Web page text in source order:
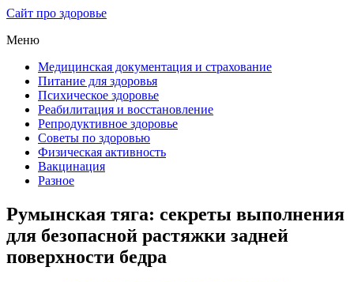
Сайт про здоровье
Меню
Медицинская документация и страхование
Питание для здоровья
Психическое здоровье
Реабилитация и восстановление
Репродуктивное здоровье
Советы по здоровью
Физическая активность
Вакцинация
Разное
Румынская тяга: секреты выполнения
для безопасной растяжки задней
поверхности бедра